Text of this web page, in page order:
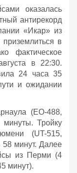
оказалась
антирекорд
«Икар» из
в
фактическое
в 22:30.
24 часа 35
и ожидании
(EO-488,
Тройку
(UT-515,
минут. Далее
из Перми (4
минут).